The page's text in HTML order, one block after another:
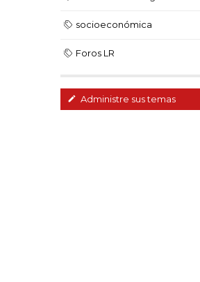
socioeconómica
Foros LR
Administre sus temas